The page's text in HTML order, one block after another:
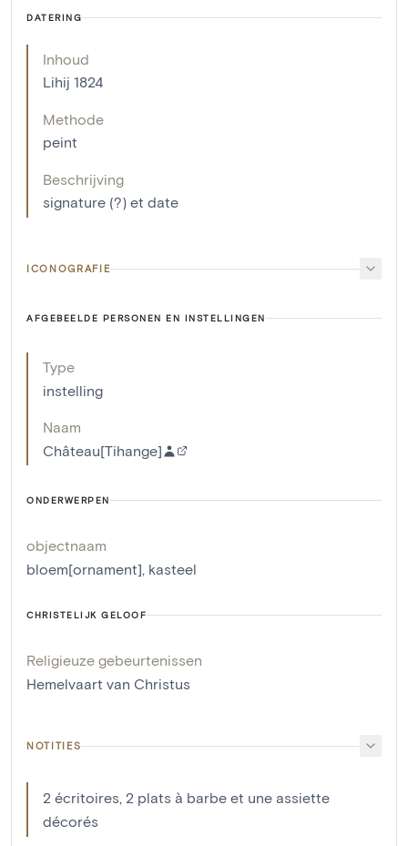
DATERING
Inhoud
Lihij 1824
Methode
peint
Beschrijving
signature (?) et date
ICONOGRAFIE
AFGEBEELDE PERSONEN EN INSTELLINGEN
Type
instelling
Naam
Château[Tihange]
ONDERWERPEN
objectnaam
bloem[ornament], kasteel
CHRISTELIJK GELOOF
Religieuze gebeurtenissen
Hemelvaart van Christus
NOTITIES
2 écritoires, 2 plats à barbe et une assiette
décorés